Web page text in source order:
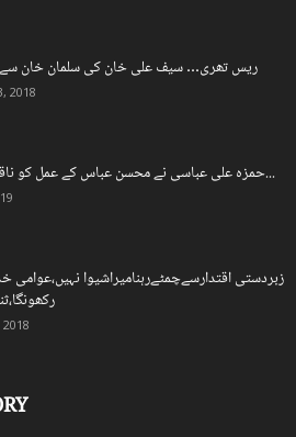
ریس تھری… سیف علی خان کی سلمان خان
2018
حمزہ علی عباسی نے محسن عباس کے عمل کو ناقابلِ معافی...
زبردستی اقتدارسےچمٹےرہنامیراشیوا